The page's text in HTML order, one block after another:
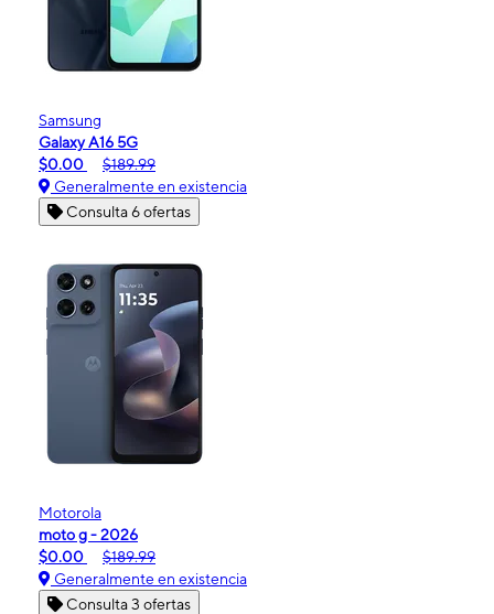
Samsung
Galaxy A16 5G
$0.00
$189.99
Generalmente en existencia
Consulta 6 ofertas
Motorola
moto g - 2026
$0.00
$189.99
Generalmente en existencia
Consulta 3 ofertas